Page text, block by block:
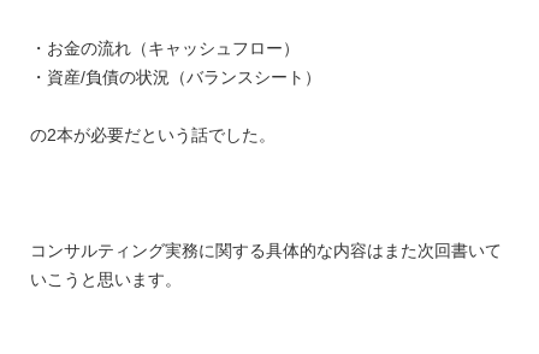
・お金の流れ（キャッシュフロー）
・資産/負債の状況（バランスシート）
の2本が必要だという話でした。
コンサルティング実務に関する具体的な内容はまた次回書いて
いこうと思います。